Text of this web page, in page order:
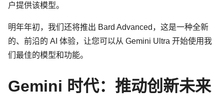
户提供该模型。
明年年初，我们还将推出 Bard Advanced，这是一种全新
的、前沿的 AI 体验，让您可以从 Gemini Ultra 开始使用我
们最佳的模型和功能。
Gemini 时代：推动创新未来